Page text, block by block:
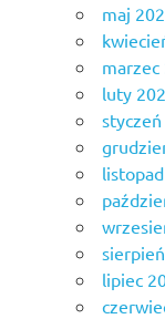
maj
marzec
luty
styczeń
lipiec